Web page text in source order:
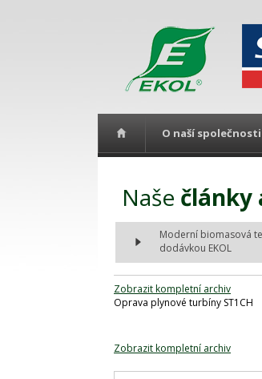
O naší společnosti
Naše články
Moderní biomasová
dodávkou EKOL
Zobrazit kompletní archiv
Oprava plynové turbíny ST1CH
Zobrazit kompletní archiv